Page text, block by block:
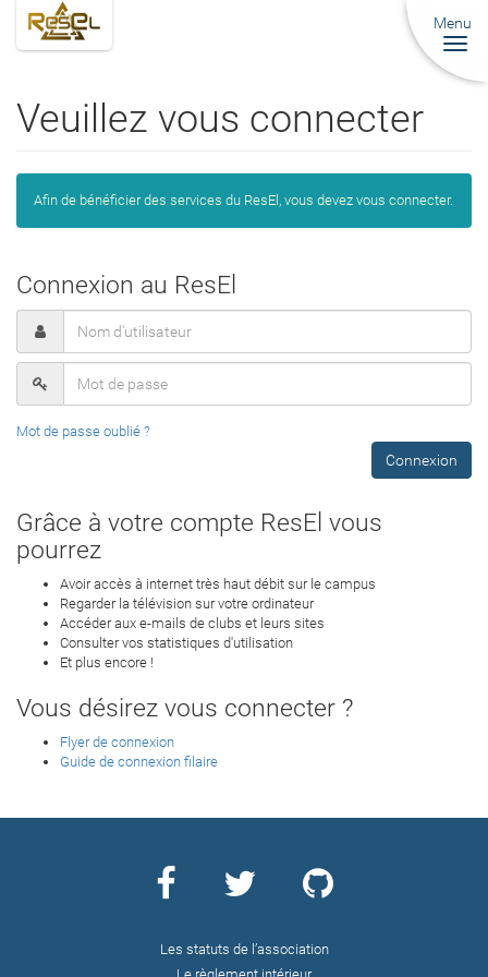
Menu
Veuillez vous connecter
Afin de bénéficier des services du ResEl, vous devez vous connecter.
Connexion au ResEl
Mot de passe oublié ?
Connexion
Grâce à votre compte ResEl vous
pourrez
Avoir accès à internet très haut débit sur le campus
Regarder la télévision sur votre ordinateur
Accéder aux e-mails de clubs et leurs sites
Consulter vos statistiques d'utilisation
Et plus encore !
Vous désirez vous connecter ?
Flyer de connexion
Guide de connexion filaire
Les statuts de l’association